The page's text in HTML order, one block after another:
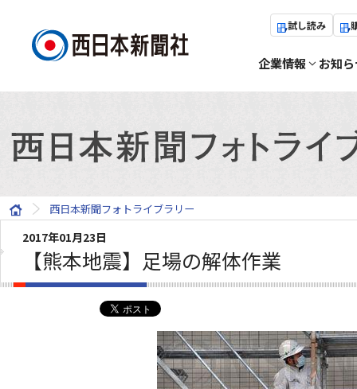
試し読み
企業情報 お知
西日本新聞フォトライブラリー
2017年01月23日
【熊本地震】足場の解体作業